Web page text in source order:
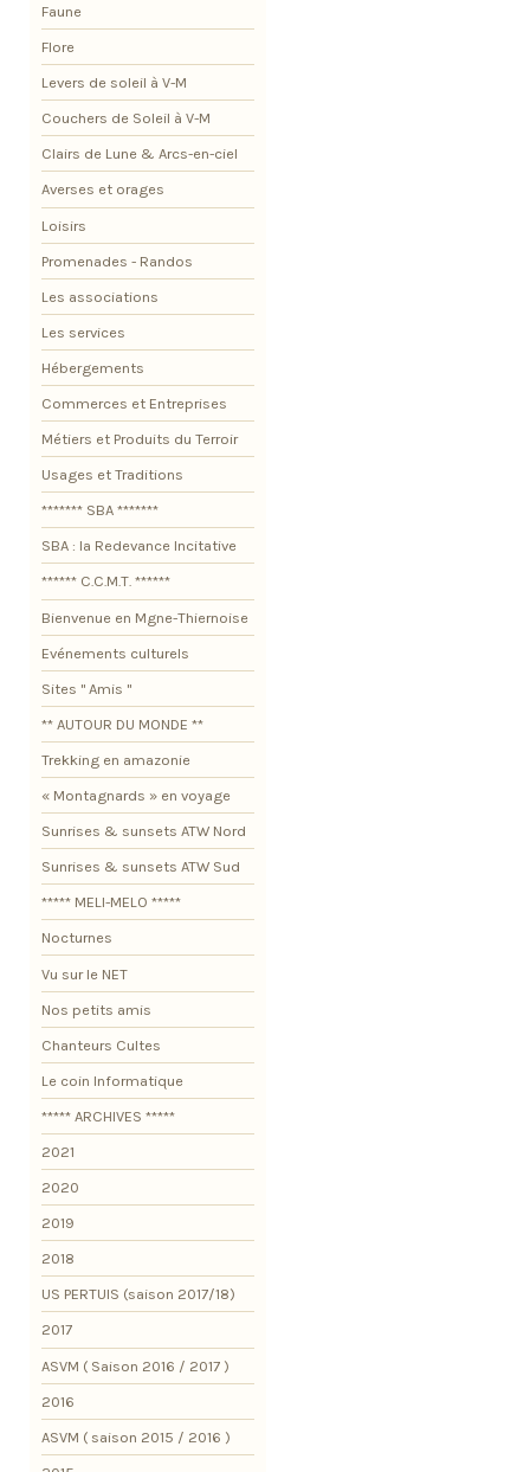
Faune
Flore
Levers de soleil à V-M
Couchers de Soleil à V-M
Clairs de Lune & Arcs-en-ciel
Averses et orages
Loisirs
Promenades - Randos
Les associations
Les services
Hébergements
Commerces et Entreprises
Métiers et Produits du Terroir
Usages et Traditions
******* SBA *******
SBA : la Redevance Incitative
****** C.C.M.T. ******
Bienvenue en Mgne-Thiernoise
Evénements culturels
Sites " Amis "
** AUTOUR DU MONDE **
Trekking en amazonie
« Montagnards » en voyage
Sunrises & sunsets ATW Nord
Sunrises & sunsets ATW Sud
***** MELI-MELO *****
Nocturnes
Vu sur le NET
Nos petits amis
Chanteurs Cultes
Le coin Informatique
***** ARCHIVES *****
2021
2020
2019
2018
US PERTUIS (saison 2017/18)
2017
ASVM ( Saison 2016 / 2017 )
2016
ASVM ( saison 2015 / 2016 )